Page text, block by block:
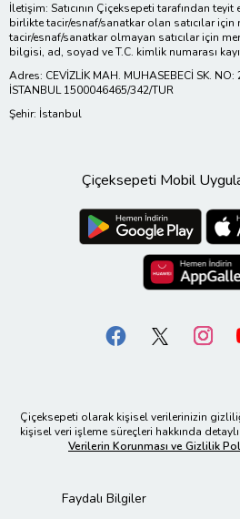
İletişim: Satıcının Çiçeksepeti tarafından
birlikte tacir/esnaf/sanatkar olan satıcılar için
tacir/esnaf/sanatkar olmayan satıcılar için
bilgisi, ad, soyad ve T.C. kimlik numarası
Adres: CEVİZLİK MAH. MUHASEBECİ SK. NO:
İSTANBUL 1500046465/342/TUR
Şehir: İstanbul
Çiçeksepeti Mobil
Çiçeksepeti olarak kişisel verilerinizin
kişisel veri işleme süreçleri hakkında
Verilerin Korunması ve Gizlilik
Faydalı Bilgiler